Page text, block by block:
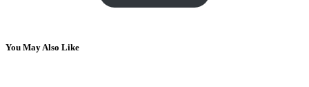
You May Also Like